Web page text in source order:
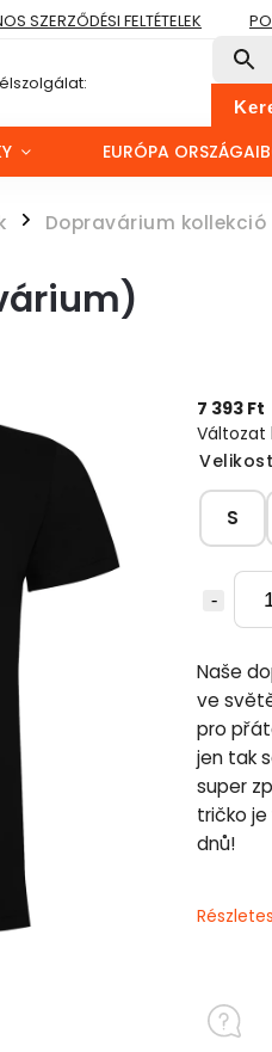
SZERZŐDÉSI FELTÉTELEK
EURÓPA
/ Dopravárium kollekció
7 393 Ft
Változat
Velikost
S
Naše
ve
pro
jen tak
super
tričko
dnů!